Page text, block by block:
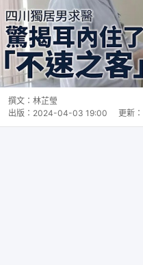
撰文： 林芷瑩
出版： 2024-04-03 19:00 更新：